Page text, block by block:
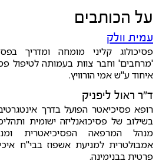
על הכותבים
עמית וולק
פסיכולוג קליני מומחה ומדריך
'מרחבים' וחבר צוות בעמותה לטיפול
איחוד ע"ש אמי הורוויץ.
ד"ר ראול ליפניק
רופא פסיכיאטר הפועל בדרך
בשילוב של פסיכואנליזה ישומית
מנהל המרפאה הפסיכיאטרית
אמבולטרית למניעת אשפוז בבי"ח
פרטית בבנימינה.